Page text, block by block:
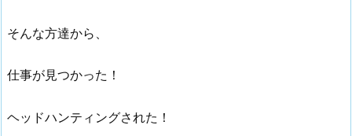
そんな方達から、
仕事が見つかった！
ヘッドハンティングされた！